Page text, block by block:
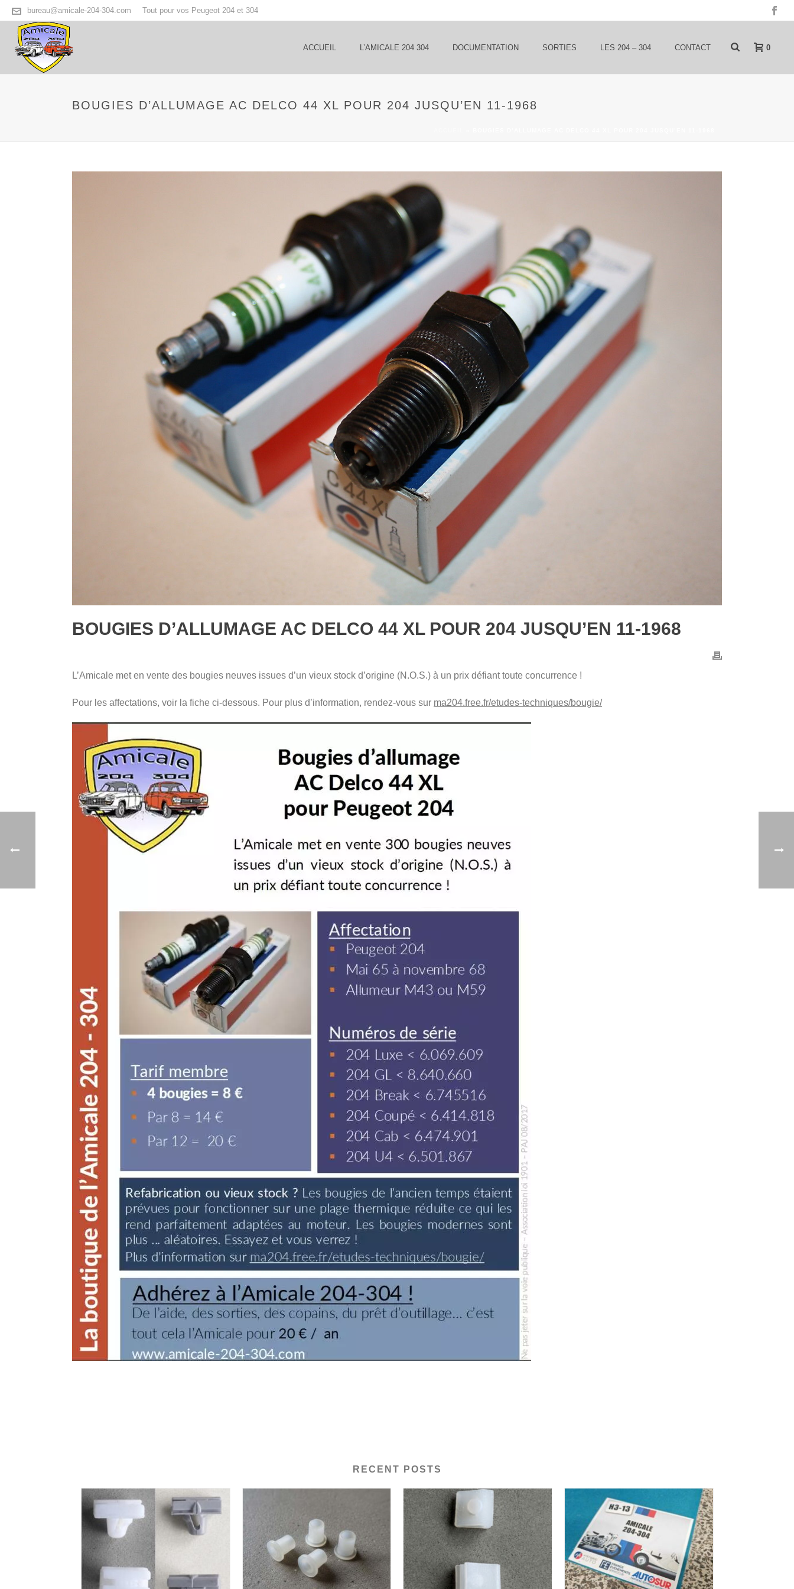
bureau@amicale-204-304.com Tout pour vos Peugeot 204 et 304
ACCUEIL L’AMICALE 204 304 DOCUMENTATION SORTIES LES 204 – 304 CONTACT 0
BOUGIES D’ALLUMAGE AC DELCO 44 XL POUR 204 JUSQU’EN 11-1968
BOUGIES D’ALLUMAGE AC DELCO 44 XL POUR 204 JUSQU’EN 11-1968
L’Amicale met en vente des bougies neuves issues d’un vieux stock d’origine (N.O.S.) à un prix défiant toute concurrence !
Pour les affectations, voir la fiche ci-dessous. Pour plus d’information, rendez-vous sur ma204.free.fr/etudes-techniques/bougie/
RECENT POSTS